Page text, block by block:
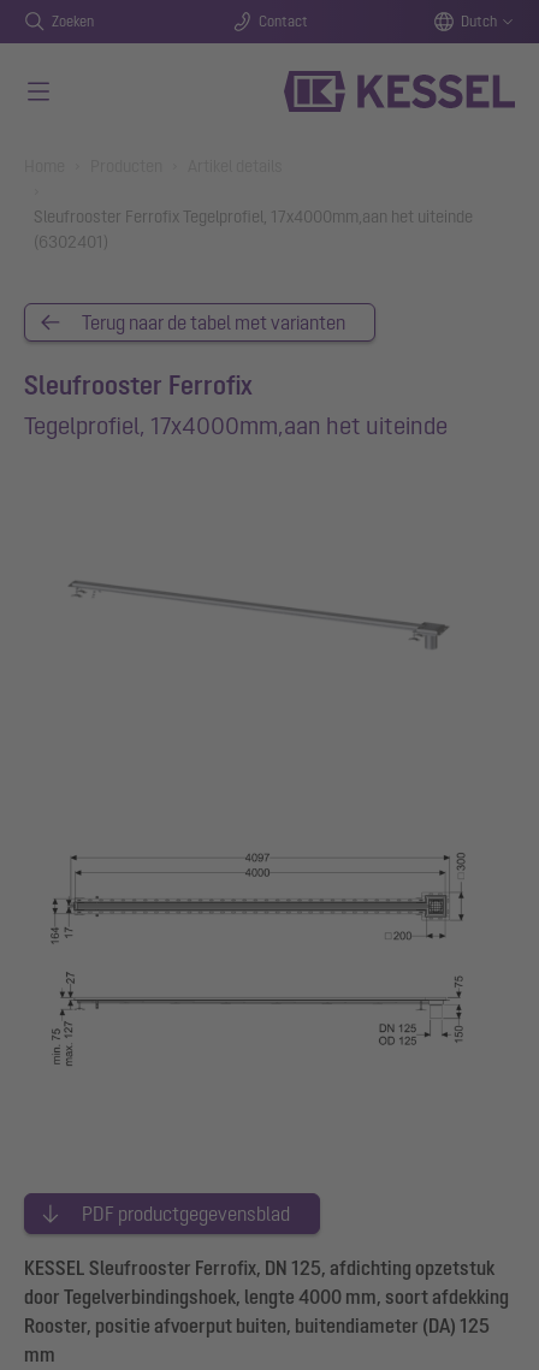
Zoeken Contact Dutch
Sleufrooster Ferrofix Tegelprofiel, 17x4000mm,aan het uiteinde
(6302401)
Terug naar de tabel met varianten
Sleufrooster Ferrofix
Tegelprofiel, 17x4000mm,aan het uiteinde
PDF productgegevensblad
KESSEL Sleufrooster Ferrofix, DN 125, afdichting opzetstuk
door Tegelverbindingshoek, lengte 4000 mm, soort afdekking
Rooster, positie afvoerput buiten, buitendiameter (DA) 125
mm